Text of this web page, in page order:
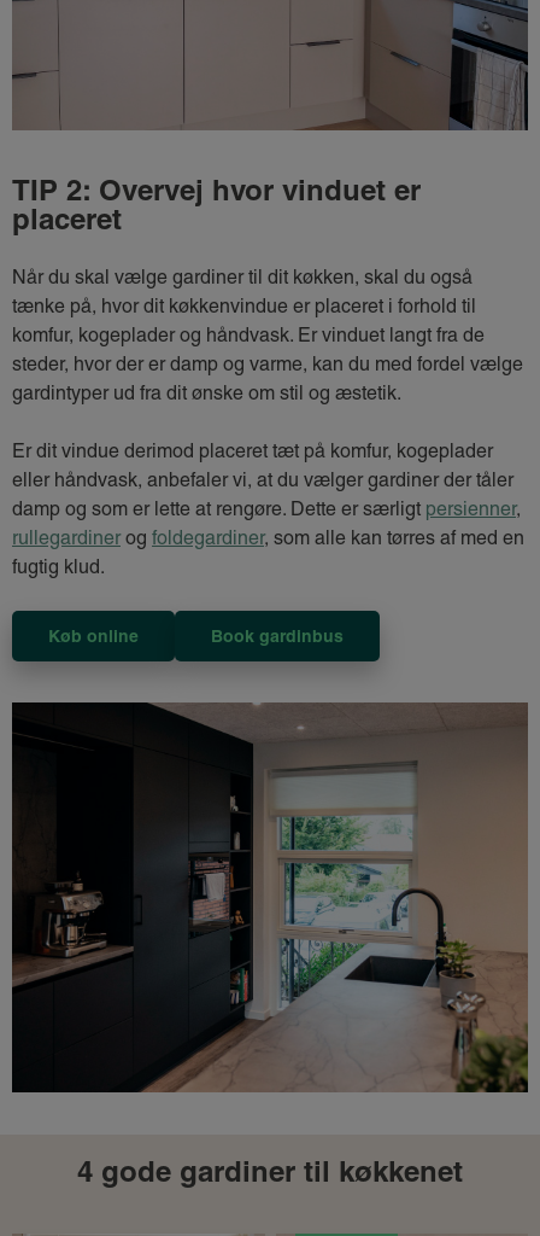
TIP 2: Overvej hvor vinduet er
placeret
Når du skal vælge gardiner til dit køkken, skal du også
tænke på, hvor dit køkkenvindue er placeret i forhold til
komfur, kogeplader og håndvask. Er vinduet langt fra de
steder, hvor der er damp og varme, kan du med fordel vælge
gardintyper ud fra dit ønske om stil og æstetik.
Er dit vindue derimod placeret tæt på komfur, kogeplader
eller håndvask, anbefaler vi, at du vælger gardiner der tåler
damp og som er lette at rengøre. Dette er særligt persienner,
rullegardinerog foldegardiner, som alle kan tørres af med en
fugtig klud.
Køb online Book gardinbus
4 gode gardiner til køkkenet